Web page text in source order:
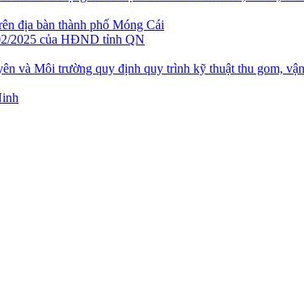
địa bàn thành phố Móng Cái
2025 của HĐND tỉnh QN
và Môi trường quy định quy trình kỹ thuật thu gom,